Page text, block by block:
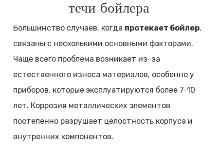
течи бойлера
Большинство случаев, когда протекает бойлер,
связаны с несколькими основными факторами.
Чаще всего проблема возникает из-за
естественного износа материалов, особенно у
приборов, которые эксплуатируются более 7-10
лет. Коррозия металлических элементов
постепенно разрушает целостность корпуса и
внутренних компонентов.